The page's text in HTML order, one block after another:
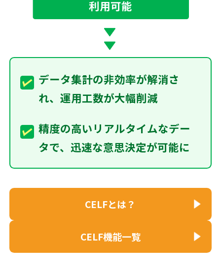
利用可能
データ集計の非効率が解消さ
れ、運用工数が大幅削減
精度の高いリアルタイムなデー
タで、迅速な意思決定が可能に
CELFとは？
CELF機能一覧